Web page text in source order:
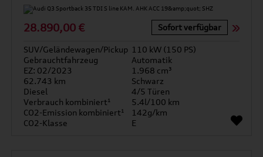
28.890,00 € Sofort verfügbar
SUV/Geländewagen/Pickup 110 kW (150 PS)
Gebrauchtfahrzeug
Automatik
EZ: 02/2023
1.968 cm³
62.743 km
Schwarz
Diesel
4/5 Türen
Verbrauch kombiniert¹
5.4l/100 km
CO2-Emission kombiniert¹
142g/km
CO2-Klasse
E